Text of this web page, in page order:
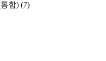
합) (7)